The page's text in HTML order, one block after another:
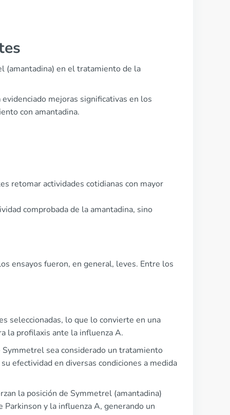
(amantadina) en el tratamiento de la
mejoras significativas en los
con amantadina.
retomar actividades cotidianas con mayor
comprobada de la amantadina, sino
ensayos fueron, en general, leves. Entre los
seleccionadas, lo que lo convierte en una
la profilaxis ante la influenza A.
Symmetrel sea considerado un tratamiento
efectividad en diversas condiciones a medida
la posición de Symmetrel (amantadina)
y la influenza A, generando un